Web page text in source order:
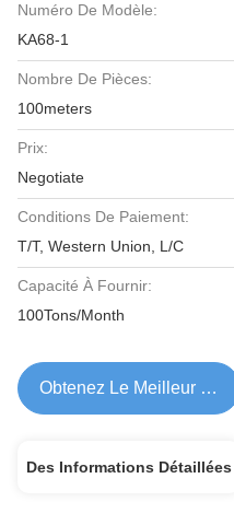
Numéro De Modèle:
KA68-1
Nombre De Pièces:
100meters
Prix:
Negotiate
Conditions De Paiement:
T/T, Western Union, L/C
Capacité À Fournir:
100Tons/Month
Obtenez Le Meilleur Prix
Des Informations Détaillées